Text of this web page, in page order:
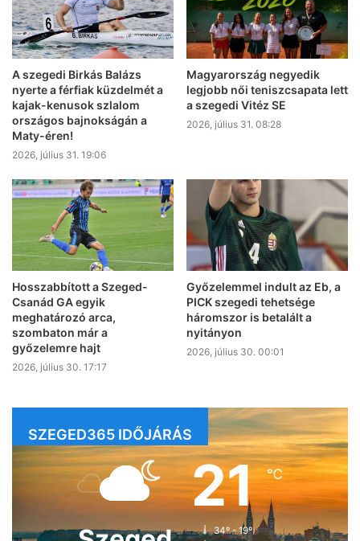
A szegedi Birkás Balázs
nyerte a férfiak küzdelmét a
kajak-kenusok szlalom
országos bajnokságán a
Maty-éren!
2026, július 31. 19:06
Magyarország negyedik
legjobb női teniszcsapata lett
a szegedi Vitéz SE
2026, július 31. 08:28
Hosszabbított a Szeged-
Csanád GA egyik
meghatározó arca,
szombaton már a
győzelemre hajt
2026, július 30. 17:17
Győzelemmel indult az Eb, a
PICK szegedi tehetsége
háromszor is betalált a
nyitányon
2026, július 30. 00:01
SZEGED365 IDŐJÁRÁS
21℃
34º - 19º